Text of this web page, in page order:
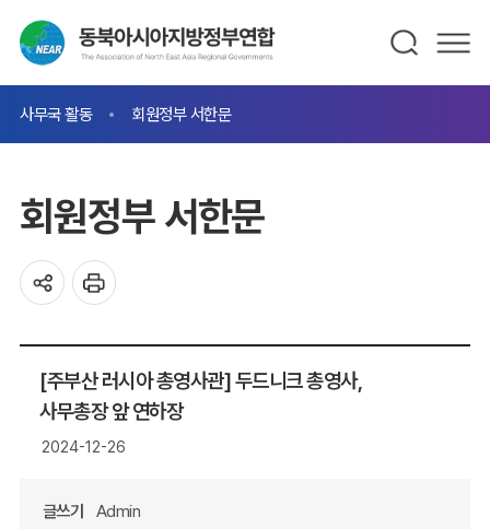
사무국 활동 회원정부 서한문
회원정부 서한문
[주부산 러시아 총영사관] 두드니크 총영사,
사무총장 앞 연하장
2024-12-26
글쓰기 Admin